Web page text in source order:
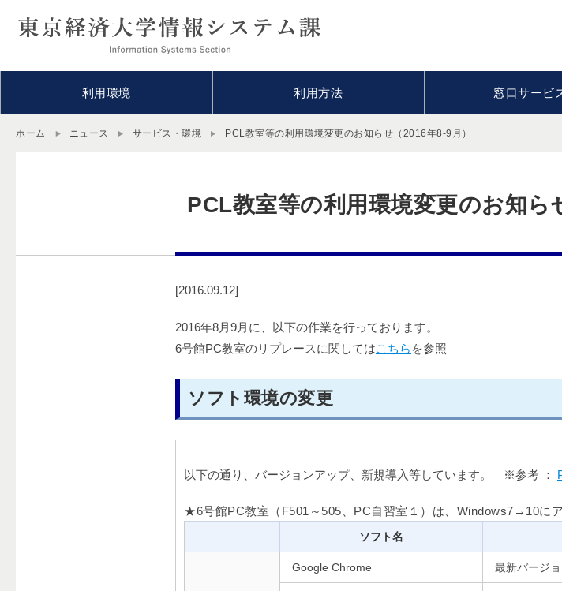
利用環境 利用方法 窓口サービ
ホーム ニュース サービス・環境 PCL教室等の利用環境変更のお知らせ（2016年8-9月）
PCL教室等の利用環境変更のお知ら
[2016.09.12]
2016年8月9月に、以下の作業を行っております。
6号館PC教室のリプレースに関してはこちら を参照
ソフト環境の変更
以下の通り、バージョンアップ、新規導入等しています。 ※参考 ：
★6号館PC教室（F501～505、PC自習室１）は、Windows7→10にア
ソフト名
Google Chrome 最新バージ